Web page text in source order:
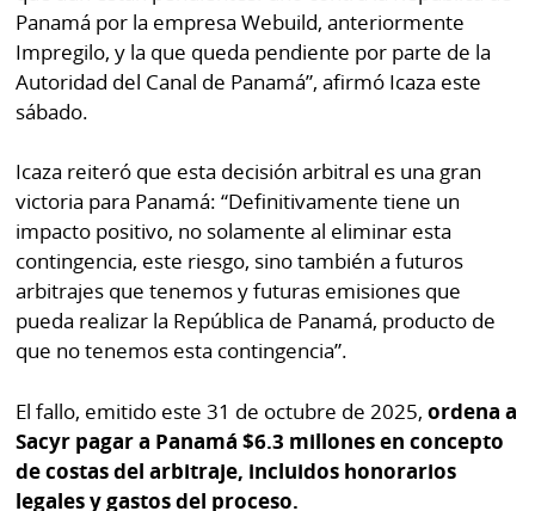
Repregunta
Panamá por la empresa Webuild, anteriormente
Impregilo, y la que queda pendiente por parte de la
Autoridad del Canal de Panamá”, afirmó Icaza este
sábado.
Icaza reiteró que esta decisión arbitral es una gran
victoria para Panamá: “Definitivamente tiene un
impacto positivo, no solamente al eliminar esta
contingencia, este riesgo, sino también a futuros
arbitrajes que tenemos y futuras emisiones que
pueda realizar la República de Panamá, producto de
que no tenemos esta contingencia”.
El fallo, emitido este 31 de octubre de 2025,ordena a
Sacyr pagar a Panamá $6.3 millones en concepto
de costas del arbitraje, incluidos honorarios
legales y gastos del proceso.